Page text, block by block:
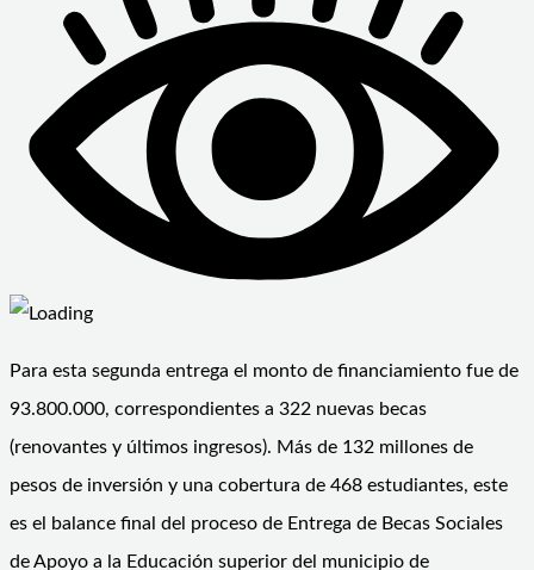
Para esta segunda entrega el monto de financiamiento fue de
93.800.000, correspondientes a 322 nuevas becas
(renovantes y últimos ingresos). Más de 132 millones de
pesos de inversión y una cobertura de 468 estudiantes, este
es el balance final del proceso de Entrega de Becas Sociales
de Apoyo a la Educación superior del municipio de